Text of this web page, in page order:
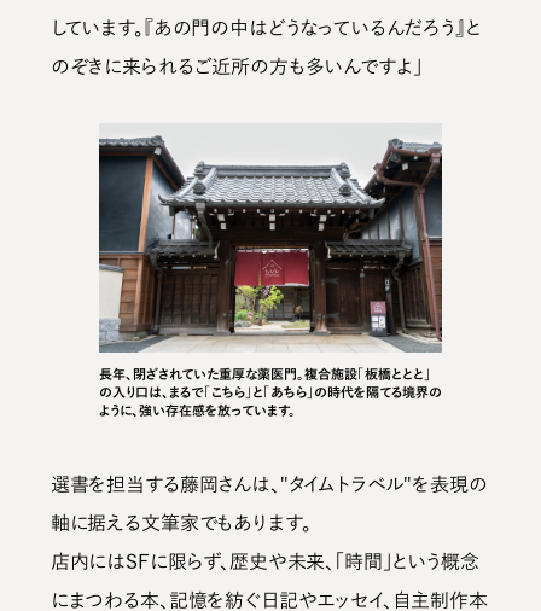
しています。『あの門の中はどうなっているんだろう』と
のぞきに来られるご近所の方も多いんですよ」
長年、閉ざされていた重厚な薬医門。複合施設「板橋ととと」
の入り口は、まるで「こちら」と「あちら」の時代を隔てる境界の
ように、強い存在感を放っています。
選書を担当する藤岡さんは、"タイムトラベル"を表現の
軸に据える文筆家でもあります。
店内にはSFに限らず、歴史や未来、「時間」という概念
にまつわる本、記憶を紡ぐ日記やエッセイ、自主制作本